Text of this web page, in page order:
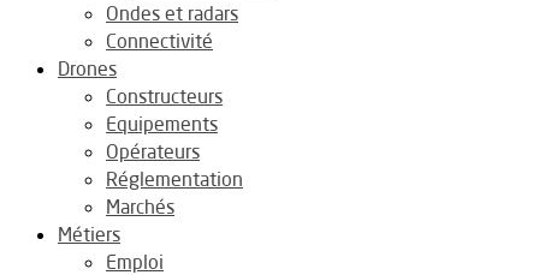
Ondes et radars
Connectivité
Drones
Constructeurs
Equipements
Opérateurs
Réglementation
Marchés
Métiers
Emploi